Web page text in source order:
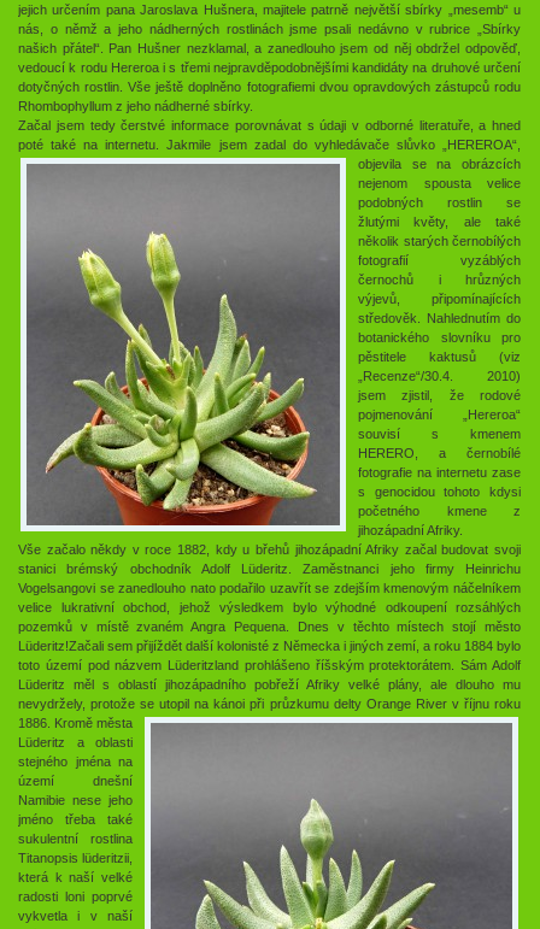
jejich určením pana Jaroslava Hušnera, majitele patrně největší sbírky „mesemb“ u
nás, o němž a jeho nádherných rostlinách jsme psali nedávno v rubrice „Sbírky
našich přátel“. Pan Hušner nezklamal, a zanedlouho jsem od něj obdržel odpověď,
vedoucí k rodu Hereroa i s třemi nejpravděpodobnějšími kandidáty na druhové určení
dotyčných rostlin. Vše ještě doplněno fotografiemi dvou opravdových zástupců rodu
Rhombophyllum z jeho nádherné sbírky.
Začal jsem tedy čerstvé informace porovnávat s údaji v odborné literatuře, a hned
poté také na internetu. Jakmile jsem zadal do vyhledávače slůvko„HEREROA“,
objevila se na obrázcích
nejenom spousta velice
podobných rostlin se
žlutými květy, ale také
několik starých černobílých
fotografií vyzáblých
černochů i hrůzných
výjevů, připomínajících
středověk. Nahlednutím do
botanického slovníku pro
pěstitele kaktusů (viz
„Recenze“/30.4. 2010)
jsem zjistil, že rodové
pojmenování „Hereroa“
souvisí s kmenem
HERERO, a černobílé
fotografie na internetu zase
s genocidou tohoto kdysi
početného kmene z
jihozápadní Afriky.
Vše začalo někdy v roce 1882, kdy u břehů jihozápadní Afriky začal budovat svoji
stanici brémský obchodník Adolf Lüderitz. Zaměstnanci jeho firmy Heinrichu
Vogelsangovi se zanedlouho nato podařilo uzavřít se zdejším kmenovým náčelníkem
velice lukrativní obchod, jehož výsledkem bylo výhodné odkoupení rozsáhlých
pozemků v místě zvaném Angra Pequena. Dnes v těchto místech stojí město
Lüderitz!Začali sem přijíždět další kolonisté z Německa i jiných zemí, a roku 1884 bylo
toto území pod názvem Lüderitzland prohlášeno říšským protektorátem. Sám Adolf
Lüderitz měl s oblastí jihozápadního pobřeží Afriky velké plány, ale dlouho mu
nevydržely, protože se utopil na kánoi při průzkumu delty Orange River v říjnu roku
1886. Kromě města
Lüderitz a oblasti
stejného jména na
území dnešní
Namibie nese jeho
jméno třeba také
sukulentní rostlina
Titanopsis lüderitzii,
která k naší velké
radosti loni poprvé
vykvetla i v naší